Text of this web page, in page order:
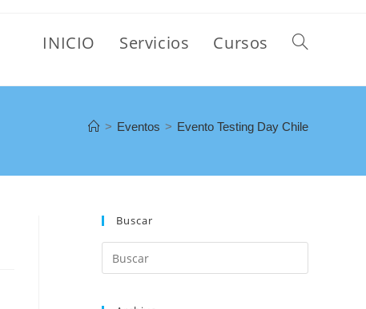
INICIO Servicios Cursos
> Eventos > Evento Testing Day Chile
Buscar